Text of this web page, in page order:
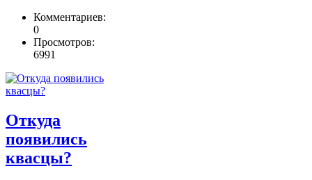
Комментариев:
0
Просмотров:
6991
Откуда
появились
квасцы?